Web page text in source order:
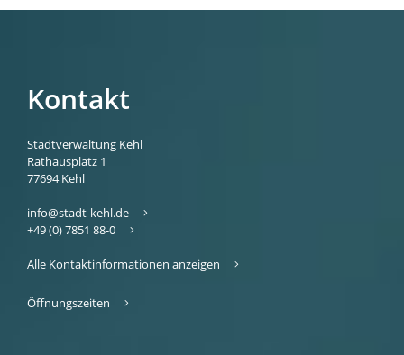
Kontakt
Stadtverwaltung Kehl
Rathausplatz 1
77694 Kehl
info@stadt-kehl.de
+49 (0) 7851 88-0
Alle Kontaktinformationen anzeigen
Öffnungszeiten